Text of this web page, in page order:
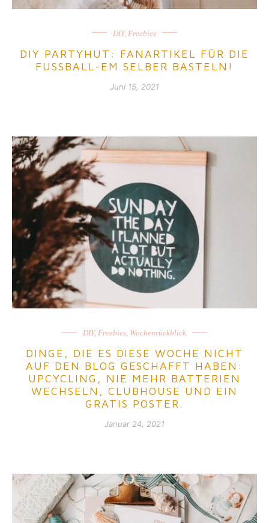
DIY, Freebies
DIY PARTYHUT: FANARTIKEL FÜR DIE
FUSSBALL-EM SELBER BASTELN!
Juni 15, 2021
DIY, Freebies, Wochenrückblick
DINGE, DIE ES DIESE WOCHE NICHT
AUF DEN BLOG GESCHAFFT HABEN:
UPCYCLING, NIE MEHR BATTERIEN
WECHSELN, CLUBHOUSE UND EIN
GRATIS POSTER.
Januar 24, 2021